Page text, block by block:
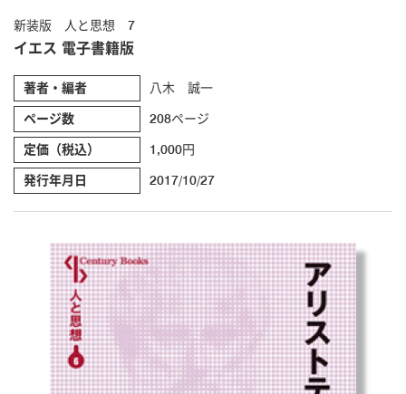
新装版 人と思想 7
イエス 電子書籍版
著者・編者 八木 誠一
ページ数 208ページ
定価（税込） 1,000円
発行年月日 2017/10/27